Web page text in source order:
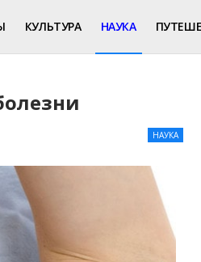
КУЛЬТУРА НАУКА
НАУКА